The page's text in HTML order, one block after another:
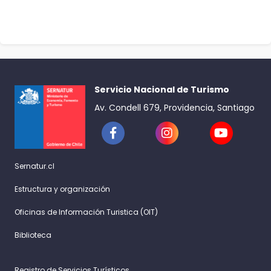
Servicio Nacional de Turismo
Av. Condell 679, Providencia, Santiago
Sernatur.cl
Estructura y organización
Oficinas de Información Turistica (OIT)
Biblioteca